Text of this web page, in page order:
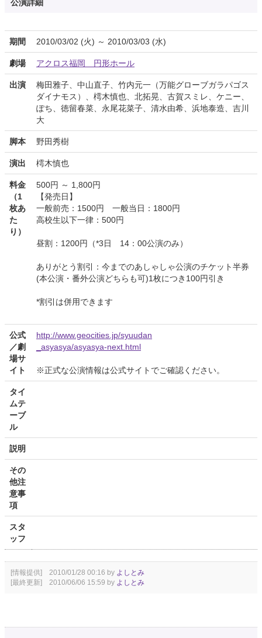
公演詳細
期間 2010/03/02 (火) ～ 2010/03/03 (水)
劇場 アクロス福岡 円形ホール
出演
梅田雅子、中山直子、竹内元一（万能グローブガラパゴス
ダイナモス）、樗木慎也、北拓晃、古賀スミレ、ケニー、
ぽち、徳留春菜、永尾花菜子、清水由希、浜地泰造、吉川
大
脚本 野田秀樹
演出 樗木慎也
料金
（1
枚あ
た
り）
500円 ～ 1,800円
【発売日】
一般前売：1500円 一般当日：1800円
高校生以下一律：500円
昼割：1200円（*3日 14：00公演のみ）
ありがとう割引：今までのあしゃしゃ公演のチケット半券
(本公演・番外公演どちらも可)1枚につき100円引き
*割引は併用できます
公式
／劇
場サ
イト
http://www.geocities.jp/syuudan
_asyasya/asyasya-next.html
※正式な公演情報は公式サイトでご確認ください。
タイ
ムテ
ーブ
ル
説明
その
他注
意事
項
スタ
ッフ
[情報提供] 2010/01/28 00:16 by よしとみ
[最終更新] 2010/06/06 15:59 by よしとみ